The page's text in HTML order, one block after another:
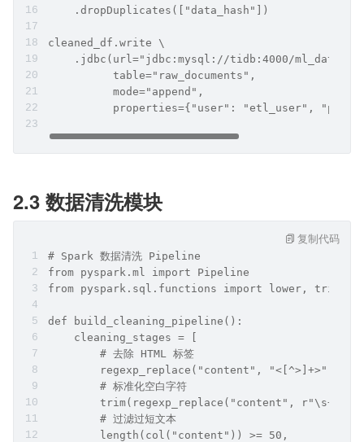
    .dropDuplicates(["data_hash"])
cleaned_df.write \
    .jdbc(url="jdbc:mysql://tidb:4000/ml_data",
          table="raw_documents",
          mode="append",
properties={"user": "etl_user",
2.3 数据清洗模块
# Spark 数据清洗 Pipeline
from pyspark.ml import Pipeline
from pyspark.sql.functions import lower, trim,
def build_cleaning_pipeline():
    cleaning_stages = [
        # 去除 HTML 标签
regexp_replace("content", "<[^>]+>",
        # 标准化空白字符
trim(regexp_replace("content", r"\s+", "
        # 过滤过短文本
        length(col("content")) >= 50,
复制代码